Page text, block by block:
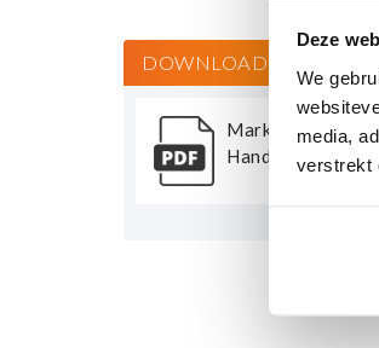
Deze
We
media,
verstrekt
DOWNLOAD
Markoprint X1Jet
HandHold